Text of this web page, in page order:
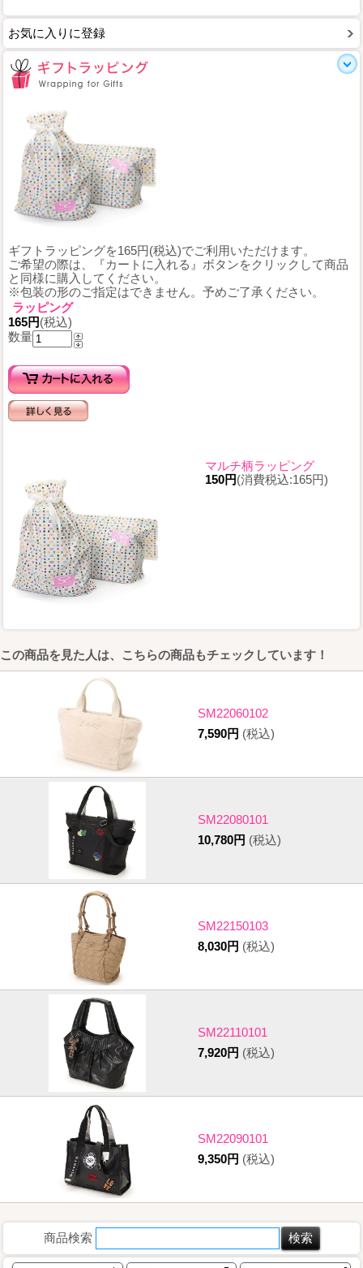
お気に入りに登録
ギフトラッピングを165円(税込)でご利用いただけます。
ご希望の際は、『カートに入れる』ボタンをクリックして商品
と同様に購入してください。
※包装の形のご指定はできません。予めご了承ください。
ラッピング
165円(税込)
数量
マルチ柄ラッピング
150円(消費税込:165円)
この商品を見た人は、こちらの商品もチェックしています！
SM22060102
7,590円 (税込)
SM22080101
10,780円 (税込)
SM22150103
8,030円 (税込)
SM22110101
7,920円 (税込)
SM22090101
9,350円 (税込)
商品検索